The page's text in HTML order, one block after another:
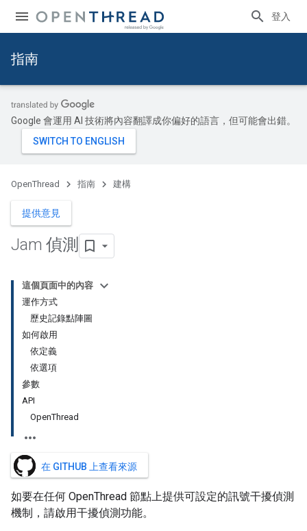
登入
指南
Google 會運用 AI 技術將內容翻譯成你偏好的語言，但可能會出錯。
OpenThread 指南 建構
提供意見
Jam 偵測
這個頁面中的內容
運作方式
歷史記錄點陣圖
如何啟用
依定義
依選項
參數
API
OpenThread
在 GITHUB 上查看來源
如要在任何 OpenThread 節點上提供可設定的訊號干擾偵測
機制，請啟用干擾偵測功能。